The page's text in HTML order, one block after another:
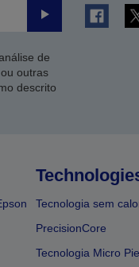
Enviar
de
outras
descrito
Tecnologia sem
PrecisionCore
Tecnologia Micro